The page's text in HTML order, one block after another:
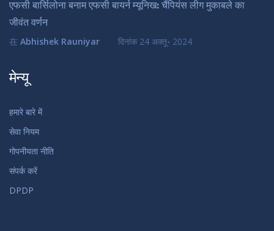
एफसी बार्सिलोना बनाम एफसी बायर्न म्यूनिख: चैंपियंस लीग मुकाबले का
जीवंत वर्णन
在 Abhishek Rauniyar दिनांक 24 अक्तू॰ 2024
मेन्यू
हमारे बारे में
सेवा नियम
गोपनीयता नीति
संपर्क करें
DPDP